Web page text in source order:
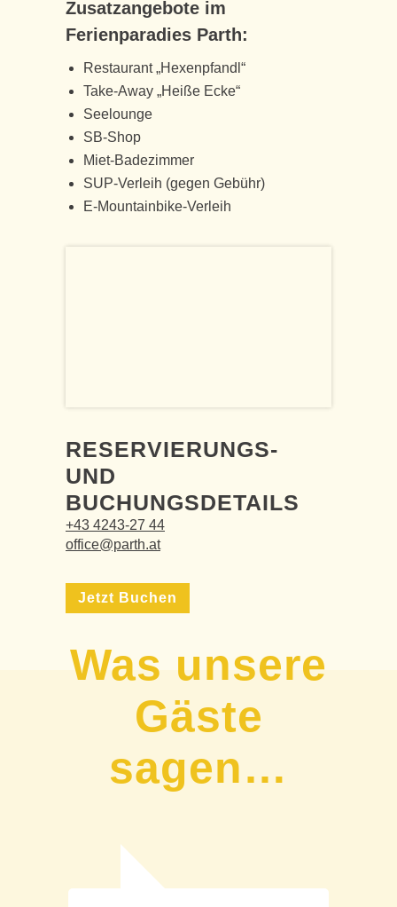
Zusatzangebote im
Ferienparadies Parth:
Restaurant „Hexenpfandl“
Take-Away „Heiße Ecke“
Seelounge
SB-Shop
Miet-Badezimmer
SUP-Verleih (gegen Gebühr)
E-Mountainbike-Verleih
RESERVIERUNGS-
UND
BUCHUNGSDETAILS
+43 4243-27 44
office@parth.at
Jetzt Buchen
Was unsere
Gäste
sagen…